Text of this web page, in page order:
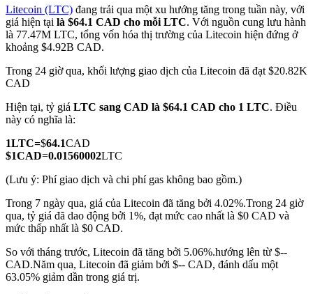
COIN-M Futures
Futures sử dụng token làm tài sản thế chấp
Phái sinh cổ phiếu, ngoại hối, kim loại quý và hàng hóa
USDC Futures vĩnh cửu
Futures sử dụng USDC làm tài sản thế chấp
Litecoin (LTC) đang trải qua một xu hướng tăng trong tuần này, với
giá hiện tại là $64.1 CAD cho mỗi LTC. Với nguồn cung lưu hành
là 77.47M LTC, tổng vốn hóa thị trường của Litecoin hiện đứng ở
khoảng $4.92B CAD.
Trong 24 giờ qua, khối lượng giao dịch của Litecoin đã đạt $20.82K
CAD
Hiện tại, tỷ giá LTC sang CAD là $64.1 CAD cho 1 LTC. Điều
này có nghĩa là:
1LTC=$64.1CAD
$1CAD=0.01560002LTC
(Lưu ý: Phí giao dịch và chi phí gas không bao gồm.)
Trong 7 ngày qua, giá của Litecoin đã tăng bởi 4.02%.Trong 24 giờ
qua, tỷ giá đã dao động bởi 1%, đạt mức cao nhất là $0 CAD và
mức thấp nhất là $0 CAD.
So với tháng trước, Litecoin đã tăng bởi 5.06%.hướng lên từ $--
CAD.Năm qua, Litecoin đã giảm bởi $-- CAD, đánh dấu một
63.05% giảm dần trong giá trị.